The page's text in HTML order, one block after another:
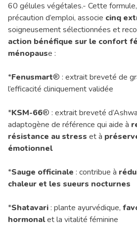
60 gélules végétales.- Cette formule,
précaution d’emploi, associe cinq
soigneusement sélectionnées et
action bénéfique sur le confort
ménopause :
*Fenusmart® : extrait breveté de
l’efficacité cliniquement validée
*KSM-66® : extrait breveté
adaptogène de référence qui aide à
résistance au stress et à
émotionnel
*Sauge officinale : contribue à
chaleur et les sueurs nocturnes
*Shatavari: plante ayurvédique,
hormonalet la vitalité féminine